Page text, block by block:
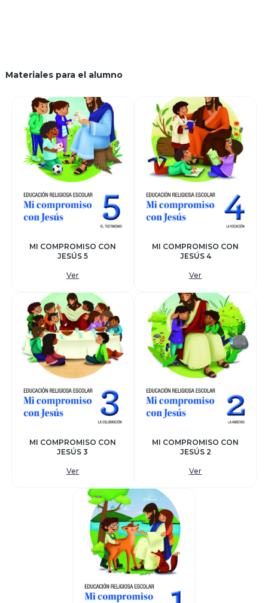
Materiales para el alumno
MI COMPROMISO CON
JESÚS 5
Ver
MI COMPROMISO CON
JESÚS 4
Ver
MI COMPROMISO CON
JESÚS 3
Ver
MI COMPROMISO CON
JESÚS 2
Ver